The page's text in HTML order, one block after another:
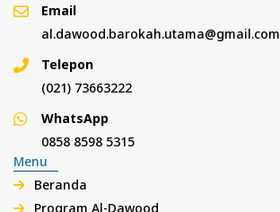
Email
al.dawood.barokah.utama@gmail.com
Telepon
(021) 73663222
WhatsApp
0858 8598 5315
Menu
Beranda
Program Al-Dawood